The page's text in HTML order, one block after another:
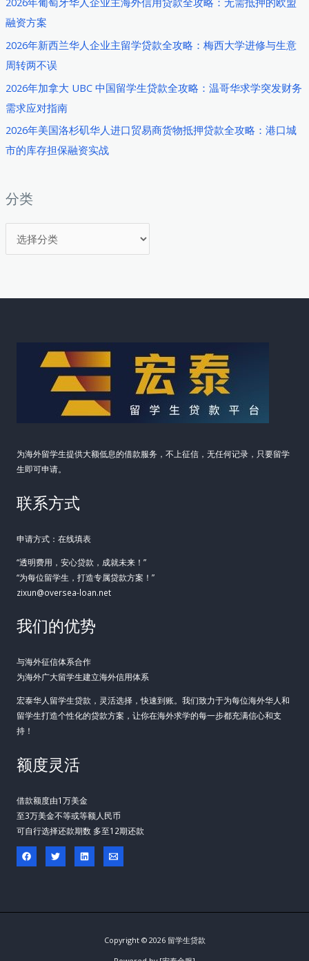
融资方案
2026年新西兰华人企业主留学贷款全攻略：梅西大学进修与生意
周转两不误
2026年加拿大 UBC 中国留学生贷款全攻略：温哥华求学突发财务
需求应对指南
2026年美国洛杉矶华人进口贸易商货物抵押贷款全攻略：港口城
市的库存担保融资实战
分类
类
为海外留学生提供大额低息的借款服务，不上征信，无任何记录，只要留学
生即可申请。
联系方式
申请方式：在线填表
“透明费用，安心贷款，成就未来！”
“为每位留学生，打造专属贷款方案！”
zixun@oversea-loan.net
我们的优势
与海外征信体系合作
为海外广大留学生建立海外信用体系
宏泰华人留学生贷款，灵活选择，快速到账。我们致力于为每位海外华人和
留学生打造个性化的贷款方案，让你在海外求学的每一步都充满信心和支
持！
额度灵活
借款额度由1万美金
至3万美金不等或等额人民币
可自行选择还款期数 多至12期还款
Copyright © 2026 留学生贷款